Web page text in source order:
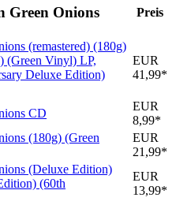
Green Onions Preis
(remastered) (180g)
(Green Vinyl) LP,
Deluxe Edition)
EUR
41,99*
CD
EUR
8,99*
(180g) (Green
EUR
21,99*
(Deluxe Edition)
(60th
EUR
13,99*